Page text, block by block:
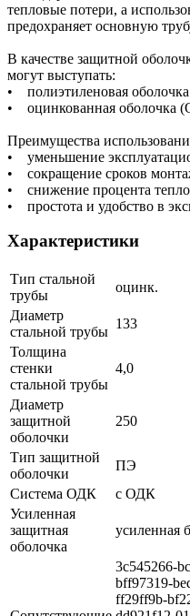
тепловые потери, а
предохраняет основную
В качестве защитной
могут выступать:
• полиэтиленовая
• оцинкованная оболочка
Преимущества
• уменьшение
• сокращение сроков
• снижение процента
• простота и удобство в
Характеристики
Тип стальной
трубы
оцинк.
Диаметр
стальной трубы
133
Толщина
стенки
стальной трубы
4,0
Диаметр
защитной
оболочки
250
Тип защитной
оболочки
ПЭ
Система ОДК
с ОДК
Усиленная
защитная
оболочка
усиленная
3c545266-
bff97319-
ff29ff9b-